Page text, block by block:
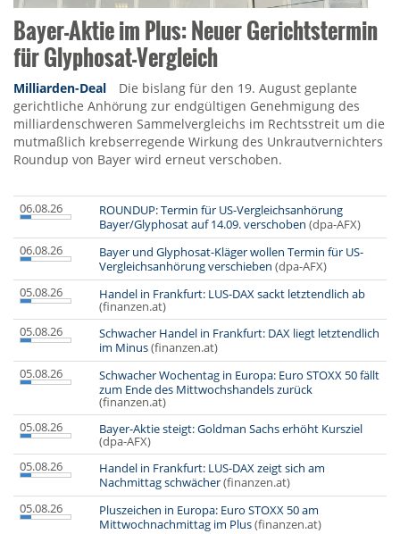
Bayer-Aktie im Plus: Neuer Gerichtstermin
für Glyphosat-Vergleich
Milliarden-Deal
Die bislang für den 19. August geplante
gerichtliche Anhörung zur endgültigen Genehmigung des
milliardenschweren Sammelvergleichs im Rechtsstreit um die
mutmaßlich krebserregende Wirkung des Unkrautvernichters
Roundup von Bayer wird erneut verschoben.
06.08.26
ROUNDUP: Termin für US-Vergleichsanhörung
Bayer/Glyphosat auf 14.09. verschoben (dpa-AFX)
06.08.26
Bayer und Glyphosat-Kläger wollen Termin für US-
Vergleichsanhörung verschieben (dpa-AFX)
05.08.26
Handel in Frankfurt: LUS-DAX sackt letztendlich ab
(finanzen.at)
05.08.26
Schwacher Handel in Frankfurt: DAX liegt letztendlich
im Minus(finanzen.at)
05.08.26
Schwacher Wochentag in Europa: Euro STOXX 50 fällt
zum Ende des Mittwochshandels zurück
(finanzen.at)
05.08.26
Bayer-Aktie steigt: Goldman Sachs erhöht Kursziel
(dpa-AFX)
05.08.26
Handel in Frankfurt: LUS-DAX zeigt sich am
Nachmittag schwächer(finanzen.at)
05.08.26
Pluszeichen in Europa: Euro STOXX 50 am
Mittwochnachmittag im Plus(finanzen.at)